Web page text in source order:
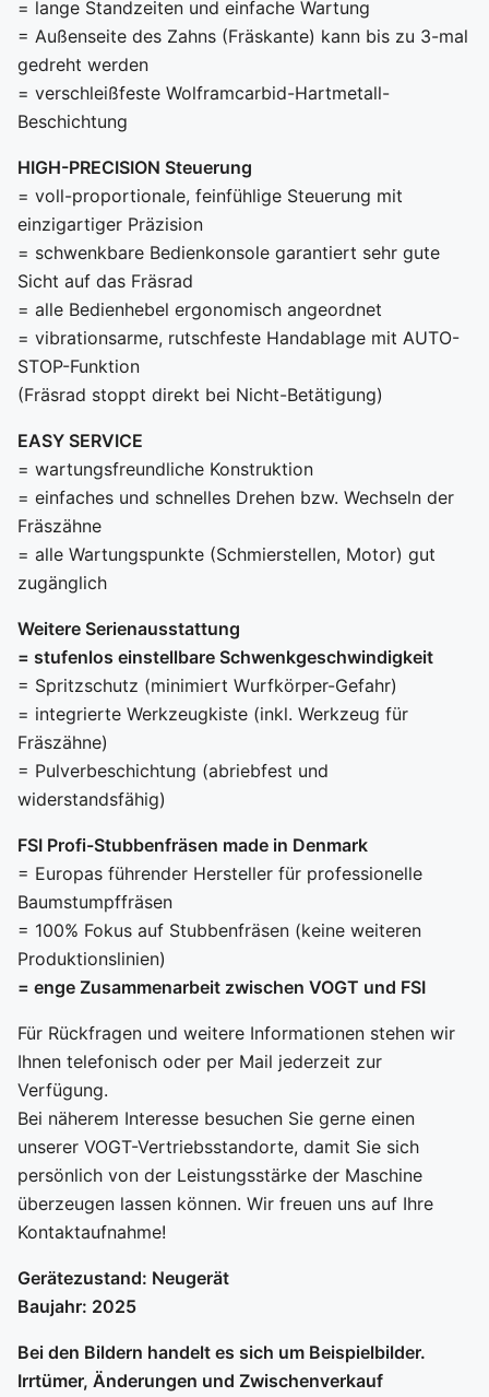
= lange Standzeiten und einfache Wartung
= Außenseite des Zahns (Fräskante) kann bis zu 3-mal
gedreht werden
= verschleißfeste Wolframcarbid-Hartmetall-
Beschichtung
HIGH-PRECISION Steuerung
= voll-proportionale, feinfühlige Steuerung mit
einzigartiger Präzision
= schwenkbare Bedienkonsole garantiert sehr gute
Sicht auf das Fräsrad
= alle Bedienhebel ergonomisch angeordnet
= vibrationsarme, rutschfeste Handablage mit AUTO-
STOP-Funktion
(Fräsrad stoppt direkt bei Nicht-Betätigung)
EASY SERVICE
= wartungsfreundliche Konstruktion
= einfaches und schnelles Drehen bzw. Wechseln der
Fräszähne
= alle Wartungspunkte (Schmierstellen, Motor) gut
zugänglich
Weitere Serienausstattung
= stufenlos einstellbare Schwenkgeschwindigkeit
= Spritzschutz (minimiert Wurfkörper-Gefahr)
= integrierte Werkzeugkiste (inkl. Werkzeug für
Fräszähne)
= Pulverbeschichtung (abriebfest und
widerstandsfähig)
FSI Profi-Stubbenfräsen made in Denmark
= Europas führender Hersteller für professionelle
Baumstumpffräsen
= 100% Fokus auf Stubbenfräsen (keine weiteren
Produktionslinien)
= enge Zusammenarbeit zwischen VOGT und FSI
Für Rückfragen und weitere Informationen stehen wir
Ihnen telefonisch oder per Mail jederzeit zur
Verfügung.
Bei näherem Interesse besuchen Sie gerne einen
unserer VOGT-Vertriebsstandorte, damit Sie sich
persönlich von der Leistungsstärke der Maschine
überzeugen lassen können. Wir freuen uns auf Ihre
Kontaktaufnahme!
Gerätezustand: Neugerät
Baujahr: 2025
Bei den Bildern handelt es sich um Beispielbilder.
Irrtümer, Änderungen und Zwischenverkauf